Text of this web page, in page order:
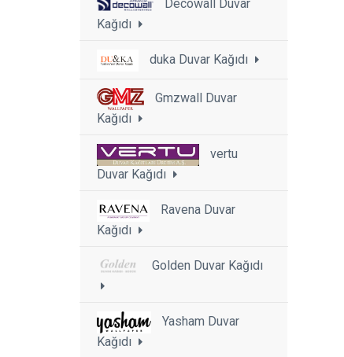
Decowall Duvar
Kağıdı
duka Duvar Kağıdı
Gmzwall Duvar
Kağıdı
vertu
Duvar Kağıdı
Ravena Duvar
Kağıdı
Golden Duvar Kağıdı
Yasham Duvar
Kağıdı